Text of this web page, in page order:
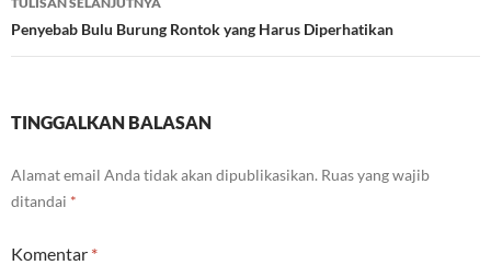
Penyebab Bulu Burung Rontok yang Harus Diperhatikan
TINGGALKAN BALASAN
Alamat email Anda tidak akan dipublikasikan. Ruas yang wajib
ditandai *
Komentar *